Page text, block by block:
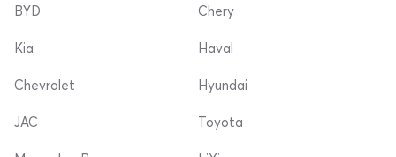
BYD
Kia
Chevrolet
Chery
Haval
Hyundai
JAC Toyota